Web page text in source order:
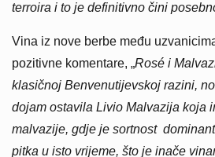
terroira i to je definitivno čini
Vina iz nove berbe među
pozitivne komentare, „Rosé i
klasičnoj Benvenutijevskoj razini,
dojam ostavila Livio Malvazija koja
malvazije, gdje je sortnost
pitka u isto vrijeme, što je inače